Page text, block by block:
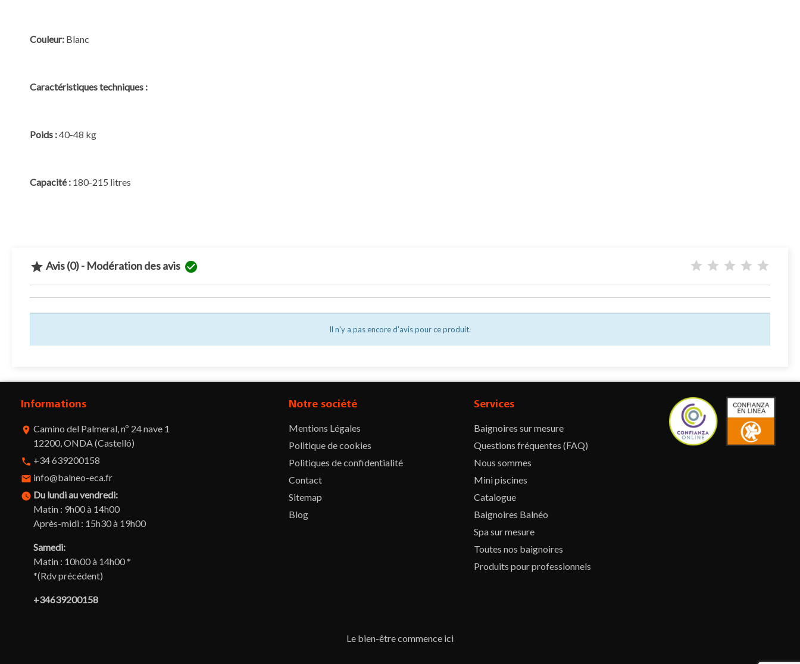
Couleur: Blanc
Caractéristiques techniques :
Poids :40-48 kg
Capacité : 180-215 litres
 Avis (0) - Modération des avis 
Il n'y a pas encore d'avis pour ce produit.
Informations
room Camino del Palmeral, nº 24 nave 1
12200, ONDA (Castelló)
phone +34 639200158
email info@balneo-eca.fr
watch_later Du lundi au vendredi:
Matin : 9h00 à 14h00
Après-midi : 15h30 à 19h00
Samedi:
Matin : 10h00 à 14h00 *
*(Rdv précédent)
+34639200158
Notre société
Mentions Légales
Politique de cookies
Politiques de confidentialité
Contact
Sitemap
Blog
Services
Baignoires sur mesure
Questions fréquentes (FAQ)
Nous sommes
Mini piscines
Catalogue
Baignoires Balnéo
Spa sur mesure
Toutes nos baignoires
Produits pour professionnels
Le bien-être commence ici